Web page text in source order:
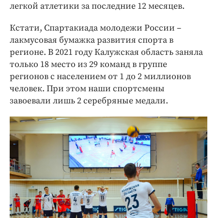
легкой атлетики за последние 12 месяцев.
Кстати, Спартакиада молодежи России –
лакмусовая бумажка развития спорта в
регионе. В 2021 году Калужская область заняла
только 18 место из 29 команд в группе
регионов с населением от 1 до 2 миллионов
человек. При этом наши спортсмены
завоевали лишь 2 серебряные медали.